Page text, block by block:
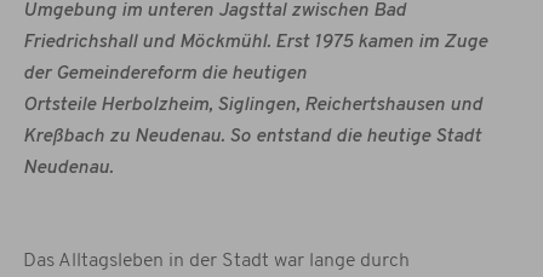
Umgebung im unteren Jagsttal zwischen Bad
Friedrichshall und Möckmühl. Erst 1975 kamen im Zuge
der Gemeindereform die heutigen
Ortsteile Herbolzheim, Siglingen, Reichertshausen und
Kreßbach zu Neudenau. So entstand die heutige Stadt
Neudenau.
Das Alltagsleben in der Stadt war lange durch